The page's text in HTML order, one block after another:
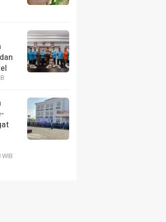
LASKAR Farm, Kades
Warga Binaan
yang lalu